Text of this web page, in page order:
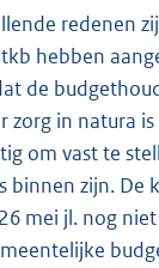
redenen
hebben
de
zorg in natura
om vast te
binnen zijn. De
mei jl. nog niet